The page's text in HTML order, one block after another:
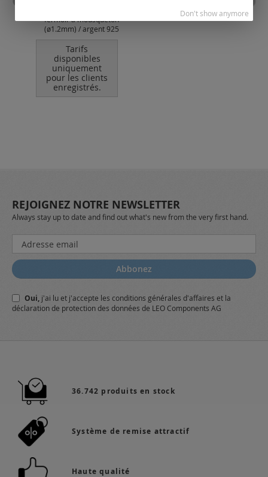
fermoir à mousqueton
(ø1.2mm) / argent 925
Tarifs
disponibles
uniquement
pour les clients
enregistrés.
REJOIGNEZ NOTRE NEWSLETTER
Always stay up to date and find out what's new from the very first hand.
Inscription
à
notre
lettre
:
Abbonez
Oui, j'ai lu et j'accepte les conditions générales d'affaires et la
déclaration de protection des données de LEO Components AG
36.742 produits en stock
Système de remise attractif
Haute qualité
Don't show anymore